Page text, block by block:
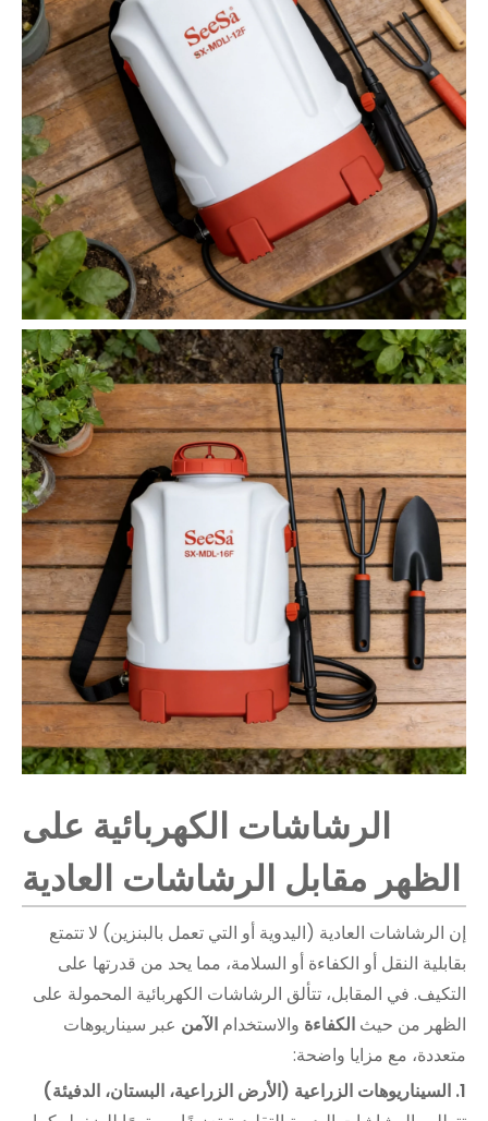
الرشاشات الكهربائية على
الظهر مقابل الرشاشات العادية
إن الرشاشات العادية (اليدوية أو التي تعمل بالبنزين) لا تتمتع
بقابلية النقل أو الكفاءة أو السلامة، مما يحد من قدرتها على
التكيف. في المقابل، تتألق الرشاشات الكهربائية المحمولة على
الظهر من حيث الكفاءة والاستخدام الآمن عبر سيناريوهات
متعددة، مع مزايا واضحة:
1. السيناريوهات الزراعية (الأرض الزراعية، البستان، الدفيئة)